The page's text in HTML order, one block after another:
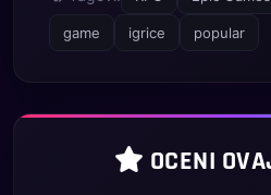
game igrice popular
OCENI